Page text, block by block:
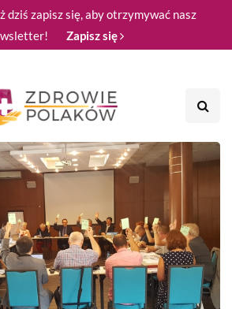
dziś zapisz się, aby otrzymywać nasz
Zapisz się